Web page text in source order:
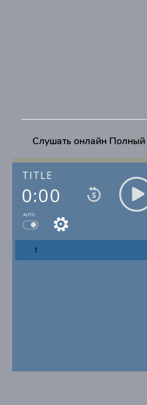
Слушать онлайн
TITLE
0:00
AUTO
1